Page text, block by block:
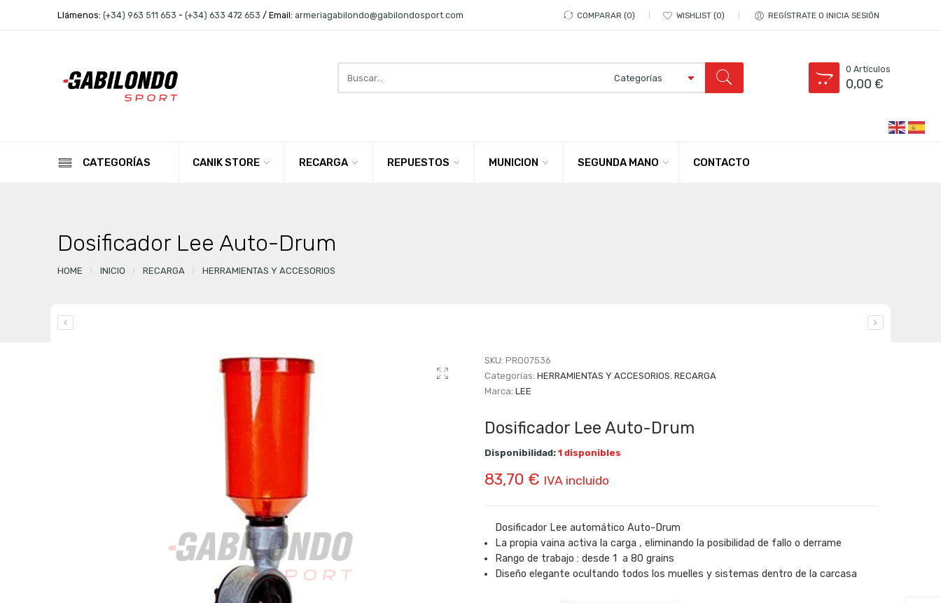
Llámenos: (+34) 963 511 653 - (+34) 633 472 653 / Email: armeriagabilondo@gabilondosport.com COMPARAR 0 WISHLIST 0 REGÍSTRATE O INICIA SESIÓN
here
0 Artículos
0,00€
CATEGORÍAS CANIK STORE RECARGA REPUESTOS MUNICION SEGUNDA MANO CONTACTO
Dosificador Lee Auto-Drum
HOME INICIO RECARGA HERRAMIENTAS Y ACCESORIOS
SKU: PRO07536
Categorías: HERRAMIENTAS Y ACCESORIOS, RECARGA
Marca: LEE
Dosificador Lee Auto-Drum
Disponibilidad: 1 disponibles
83,70 € IVA incluido
Dosificador Lee automático Auto-Drum
La propia vaina activa la carga , eliminando la posibilidad de fallo o derrame
Rango de trabajo : desde 1 a 80 grains
Diseño elegante ocultando todos los muelles y sistemas dentro de la carcasa